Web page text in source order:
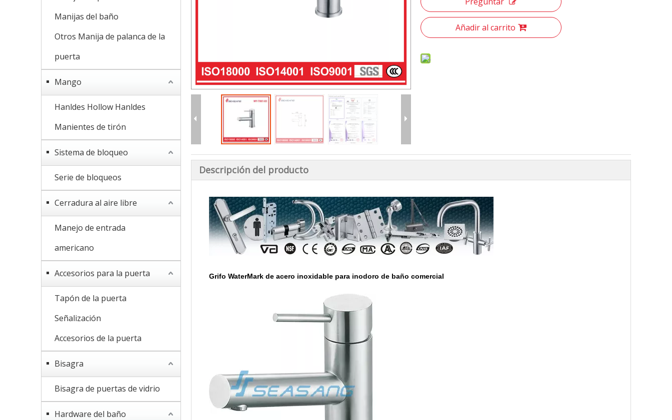
Manijas del baño
Otros Manija de palanca de la
puerta
Mango
Hanldes Hollow Hanldes
Manientes de tirón
Sistema de bloqueo
Serie de bloqueos
Cerradura al aire libre
Manejo de entrada
americano
Accesorios para la puerta
Tapón de la puerta
Señalización
Accesorios de la puerta
Bisagra
Bisagra de puertas de vidrio
Hardware del baño
Añadir al carrito
Descripción del producto
Grifo WaterMark de acero inoxidable para inodoro de baño comercial